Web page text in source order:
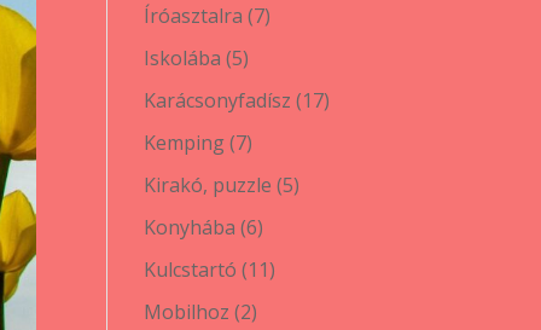
Íróasztalra 77
Iskolába 55
termék
Karácsonyfadísz 1717
Kemping 77
termék
Kirakó, puzzle 55
Konyhába 66
termék
Kulcstartó 1111
Mobilhoz 22